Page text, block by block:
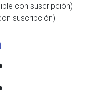
con suscripción)
suscripción)